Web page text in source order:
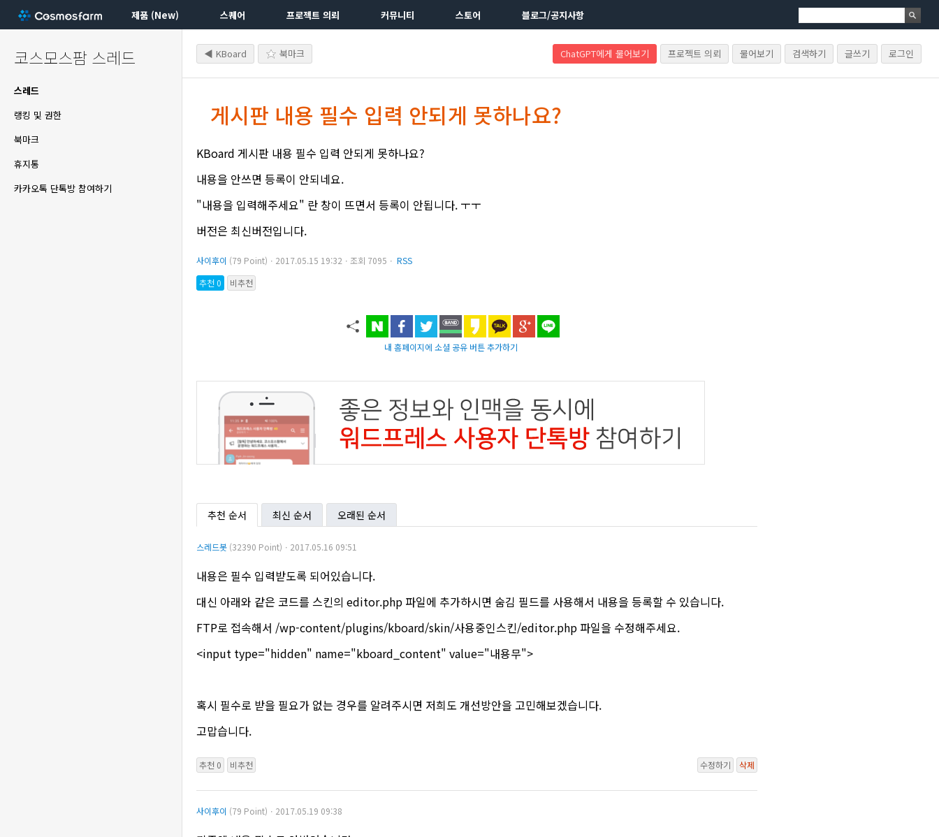
제품 (New) 스퀘어 프로젝트 의뢰 커뮤니티 스토어 블로그/공지사항
코스모스팜 스레드
스레드
랭킹 및 권한
북마크
휴지통
카카오톡 단톡방 참여하기
◀ KBoard 북마크 ChatGPT에게 물어보기 프로젝트 의뢰 물어보기 검색하기 글쓰기 로그인
게시판 내용 필수 입력 안되게 못하나요?
KBoard 게시판 내용 필수 입력 안되게 못하나요?
내용을 안쓰면 등록이 안되네요.
"내용을 입력해주세요" 란 창이 뜨면서 등록이 안됩니다. ㅜㅜ
버전은 최신버전입니다.
사이후이 (79 Point)ㆍ2017.05.15 19:32ㆍ조회 7095ㆍ RSS
추천 0
비추천
내 홈페이지에 소셜 공유 버튼 추가하기
추천 순서 최신 순서 오래된 순서
스레드봇 (32390 Point)ㆍ2017.05.16 09:51
내용은 필수 입력받도록 되어있습니다.
대신 아래와 같은 코드를 스킨의 editor.php 파일에 추가하시면 숨김 필드를 사용해서 내용을 등록할 수 있습니다.
FTP로 접속해서 /wp-content/plugins/kboard/skin/사용중인스킨/editor.php 파일을 수정해주세요.
<input type="hidden" name="kboard_content" value="내용무">
혹시 필수로 받을 필요가 없는 경우를 알려주시면 저희도 개선방안을 고민해보겠습니다.
고맙습니다.
추천 0 비추천 수정하기 삭제
사이후이 (79 Point)ㆍ2017.05.19 09:38